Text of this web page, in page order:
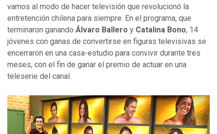
vamos al modo de hacer televisión que revolucionó la
entretención chilena para siempre. En el programa, que
terminaron ganando Álvaro Ballero y Catalina Bono, 14
jóvenes con ganas de convertirse en figuras televisivas se
encerraron en una casa-estudio para convivir durante tres
meses, con el fin de ganar el premio de actuar en una
teleserie del canal.